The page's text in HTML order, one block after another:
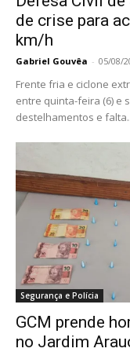
de crise para
km/h
Gabriel Gouvêa - 05/08/
Frente fria e ciclone
entre quinta-feira (6) e
destelhamentos e
Segurança e Polícia
GCM prende
no Jardim